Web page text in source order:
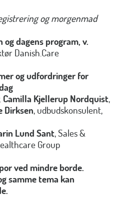
og morgenmad
og dagens program, v.
Danish.Care
og udfordringer for
Camilla Kjellerup Nordquist,
Dirksen, udbudskonsulent,
Lund Sant, Sales &
Group
ved mindre borde.
samme tema kan